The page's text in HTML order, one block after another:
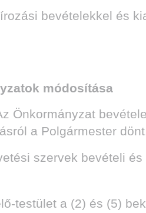
bevételekkel és
módosítása
a Polgármester
szervek bevételi
testület a (2) és (5)